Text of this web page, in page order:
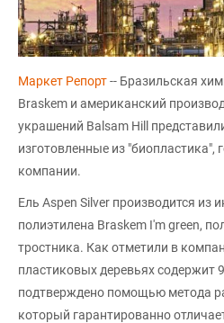
Маркет Репорт-- Бразильская
Braskem и американский
украшений Balsam Hill
изготовленные из "биопластика",
компании.
Ель Aspen Silver производится из
полиэтилена Braskem I'm green,
тростника. Как отметили в
пластиковых деревьях содержит
подтверждено помощью метода
который гарантированно